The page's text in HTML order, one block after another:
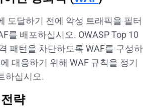
도달하기 전에 악성 트래픽을 필터
를 배포하십시오. OWASP Top 10
패턴을 차단하도록 WAF를 구성하
대응하기 위해 WAF 규칙을 정기
하십시오.
략